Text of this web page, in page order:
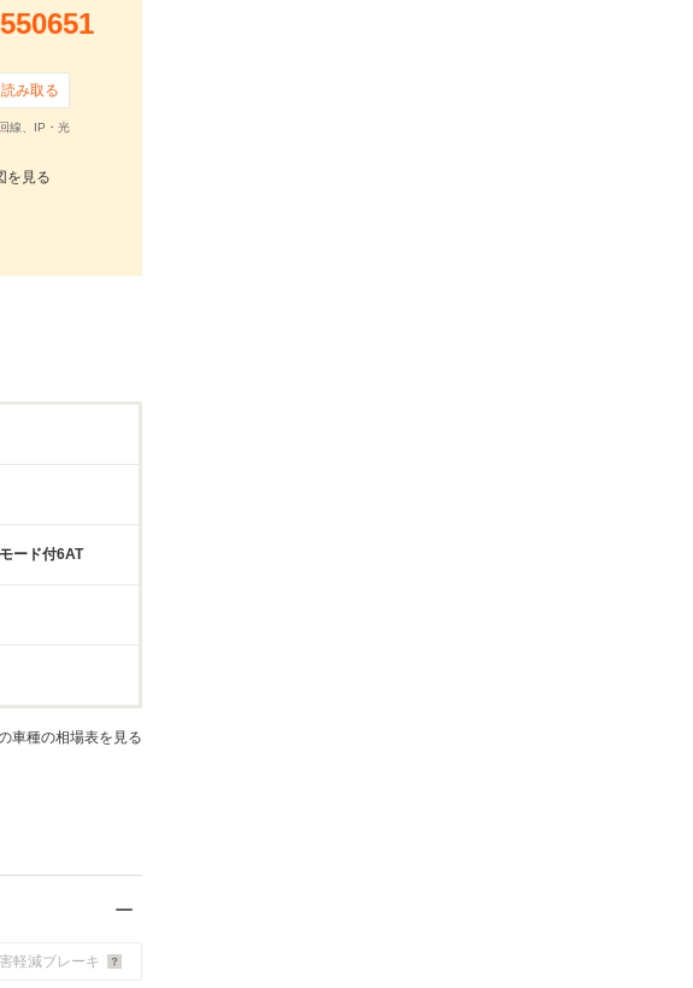
み取る
線、IP・光
を見る
ード付6AT
車種の相場表を見る
軽減ブレーキ